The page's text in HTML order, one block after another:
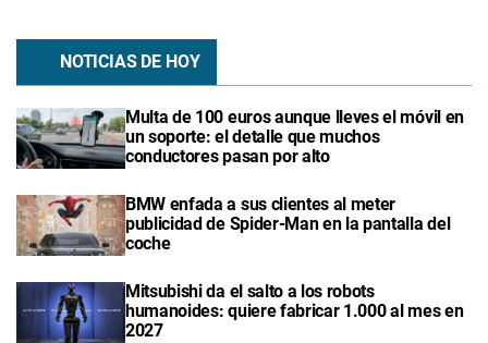
NOTICIAS DE HOY
Multa de 100 euros aunque lleves el móvil en
un soporte: el detalle que muchos
conductores pasan por alto
BMW enfada a sus clientes al meter
publicidad de Spider-Man en la pantalla del
coche
Mitsubishi da el salto a los robots
humanoides: quiere fabricar 1.000 al mes en
2027